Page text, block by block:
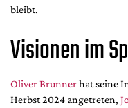
Suche
bleibt.
Visionen im
Oliver Brunnerhat seine
Herbst 2024 angetreten,